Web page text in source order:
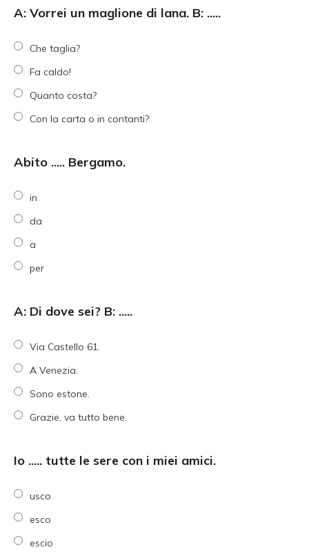
A: Vorrei un maglione di lana. B: .....
Che taglia?
Fa caldo!
Quanto costa?
Con la carta o in contanti?
Abito ..... Bergamo.
in
da
a
per
A: Di dove sei? B: .....
Via Castello 61.
A Venezia.
Sono estone.
Grazie, va tutto bene.
Io ..... tutte le sere con i miei amici.
usco
esco
escio